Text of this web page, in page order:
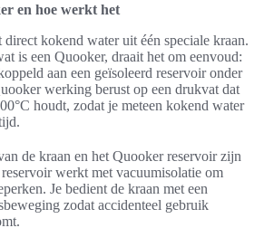
en hoe werkt het
kokend water uit één speciale kraan.
is een Quooker, draait het om eenvoud:
aan een geïsoleerd reservoir onder
werking berust op een drukvat dat
houdt, zodat je meteen kokend water
de kraan en het Quooker reservoir zijn
werkt met vacuumisolatie om
Je bedient de kraan met een
zodat accidenteel gebruik